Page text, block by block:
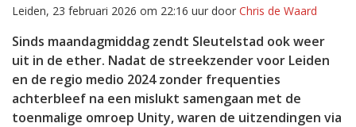
Leiden, 23 februari 2026 om 22:16 uur door Chris de Waard
Sinds maandagmiddag zendt Sleutelstad ook weer
uit in de ether. Nadat de streekzender voor Leiden
en de regio medio 2024 zonder frequenties
achterbleef na een mislukt samengaan met de
toenmalige omroep Unity, waren de uitzendingen via